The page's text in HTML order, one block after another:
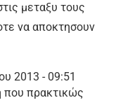
μεταξυ τους
να αποκτησουν
2013 - 09:51
που πρακτικώς